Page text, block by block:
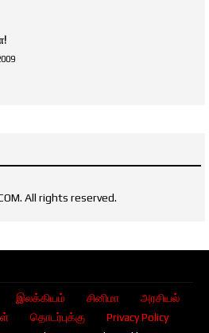
All rights reserved.
இலக்கியம் சினிமா
அரசியல்
தொடர்புக்கு
Privacy Policy